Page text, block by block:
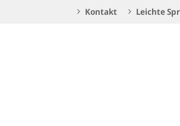
Kontakt Leichte